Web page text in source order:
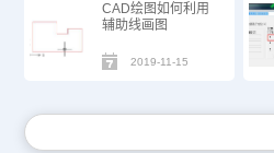
CAD绘图如何利用
辅助线画图
2019-11-15